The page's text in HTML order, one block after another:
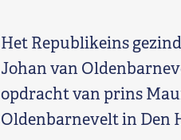
Het Republikeins
Johan van
opdracht van prins
Oldenbarnevelt in Den